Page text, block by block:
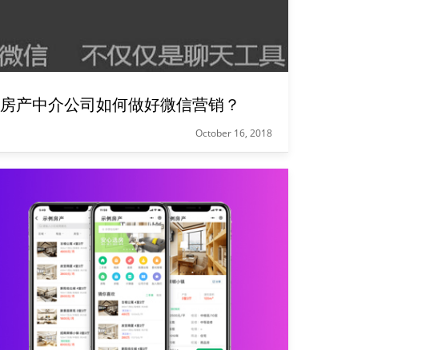
房产中介公司如何做好微信营销？
October 16, 2018